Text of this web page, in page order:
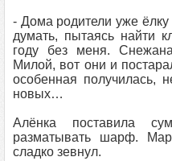
- Дома родители уже
думать, пытаясь найти
году без меня.
Милой, вот они и
особенная получилась,
новых…
Алёнка поставила
разматывать шарф.
сладко зевнул.